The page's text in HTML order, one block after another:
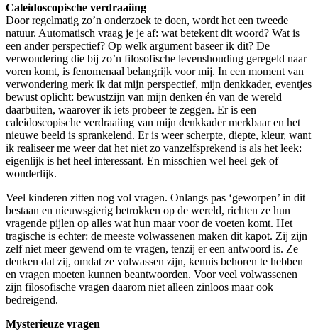
Caleidoscopische verdraaiing
Door regelmatig zo’n onderzoek te doen, wordt het een tweede
natuur. Automatisch vraag je je af: wat betekent dit woord? Wat is
een ander perspectief? Op welk argument baseer ik dit? De
verwondering die bij zo’n filosofische levenshouding geregeld naar
voren komt, is fenomenaal belangrijk voor mij. In een moment van
verwondering merk ik dat mijn perspectief, mijn denkkader, eventjes
bewust oplicht: bewustzijn van mijn denken én van de wereld
daarbuiten, waarover ik iets probeer te zeggen. Er is een
caleidoscopische verdraaiing van mijn denkkader merkbaar en het
nieuwe beeld is sprankelend. Er is weer scherpte, diepte, kleur, want
ik realiseer me weer dat het niet zo vanzelfsprekend is als het leek:
eigenlijk is het heel interessant. En misschien wel heel gek of
wonderlijk.
Veel kinderen zitten nog vol vragen. Onlangs pas ‘geworpen’ in dit
bestaan en nieuwsgierig betrokken op de wereld, richten ze hun
vragende pijlen op alles wat hun maar voor de voeten komt. Het
tragische is echter: de meeste volwassenen maken dit kapot. Zij zijn
zelf niet meer gewend om te vragen, tenzij er een antwoord is. Ze
denken dat zij, omdat ze volwassen zijn, kennis behoren te hebben
en vragen moeten kunnen beantwoorden. Voor veel volwassenen
zijn filosofische vragen daarom niet alleen zinloos maar ook
bedreigend.
Mysterieuze vragen